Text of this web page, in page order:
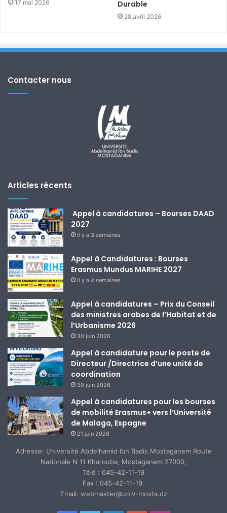
17 mai 2026
Durable
28 avril 2026
Contacter nous
Articles récents
Appel à candidatures – Bourses DAAD
2027
il y a 3 semaines
Appel à Candidatures : Bourses
Erasmus Mundus MARIHE 2027
il y a 4 semaines
Appel à candidatures – Prix du Conseil
des ministres arabes de l’Habitat et de
l’Urbanisme 2026
30 juin 2026
Appel à candidature pour le poste de
Directeur /Directrice d’une unité de
coordination
30 juin 2026
Appel à candidatures pour les bourses
de mobilité Erasmus+ vers l’Université
de Malaga, Espagne
21 juin 2026
Adresse: Université Abdelhamid Ibn Badis Mostaganem Route
Nationale N 11 Kharouba, Mostaganem 27000,
Télé : 045-42-11-19
Fax : 045-42-11-19
Email: webmaster@univ-mosta.dz